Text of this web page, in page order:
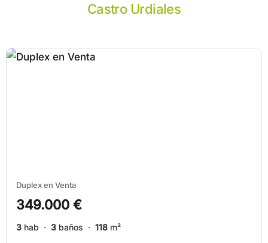
Castro Urdiales
Duplex en Venta
349.000 €
3 hab · 3 baños · 118 m²